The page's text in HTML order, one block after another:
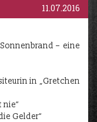
11.07.2016
– eine
in „Gretchen
nie“
Gelder“